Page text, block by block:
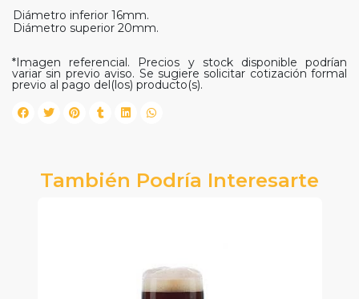
Diámetro inferior 16mm.
Diámetro superior 20mm.
*Imagen referencial. Precios y stock disponible podrían
variar sin previo aviso. Se sugiere solicitar cotización formal
previo al pago del(los) producto(s).
También Podría Interesarte